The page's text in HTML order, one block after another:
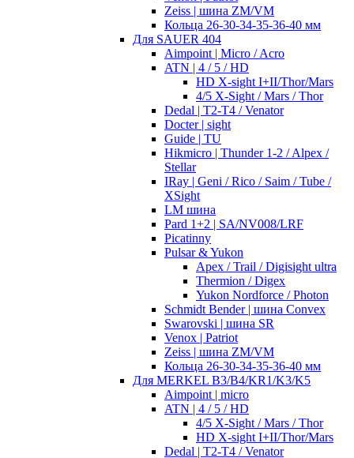
Zeiss | шина ZM/VM
Кольца 26-30-34-35-36-40 мм
Для SAUER 404
Aimpoint | Micro / Acro
ATN | 4 / 5 / HD
HD X-sight I+II/Thor/Mars
4/5 X-Sight / Mars / Thor
Dedal | T2-T4 / Venator
Docter | sight
Guide | TU
Hikmicro | Thunder 1-2 / Alpex /
Stellar
IRay | Geni / Rico / Saim / Tube /
XSight
LM шина
Pard 1+2 | SA/NV008/LRF
Picatinny
Pulsar & Yukon
Apex / Trail / Digisight ultra
Thermion / Digex
Yukon Nordforce / Photon
Schmidt Bender | шина Convex
Swarovski | шина SR
Venox | Patriot
Zeiss | шина ZM/VM
Кольца 26-30-34-35-36-40 мм
Для MERKEL B3/B4/KR1/K3/K5
Aimpoint | micro
ATN | 4 / 5 / HD
4/5 X-Sight / Mars / Thor
HD X-sight I+II/Thor/Mars
Dedal | T2-T4 / Venator